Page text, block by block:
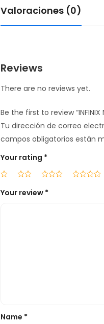
Valoraciones (0)
Reviews
There are no reviews yet.
Be the first to review “INFINIX
Tu dirección de correo
campos obligatorios están
Your rating *
Your review *
Name *